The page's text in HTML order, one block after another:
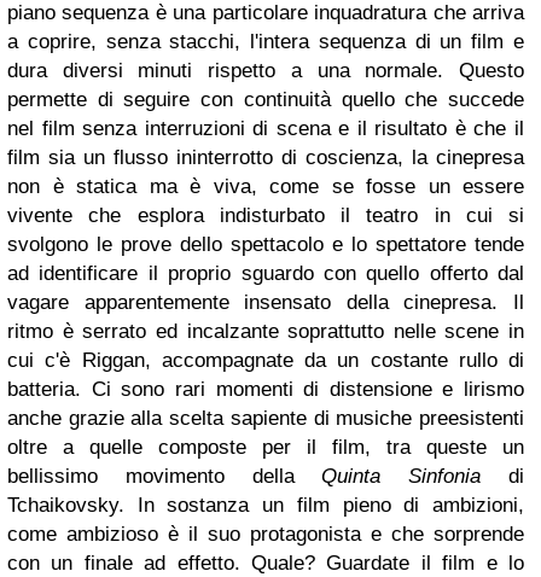
piano sequenza è una particolare inquadratura che arriva
a coprire, senza stacchi, l'intera sequenza di un film e
dura diversi minuti rispetto a una normale. Questo
permette di seguire con continuità quello che succede
nel film senza interruzioni di scena e il risultato è che il
film sia un flusso ininterrotto di coscienza, la cinepresa
non è statica ma è viva, come se fosse un essere
vivente che esplora indisturbato il teatro in cui si
svolgono le prove dello spettacolo e lo spettatore tende
ad identificare il proprio sguardo con quello offerto dal
vagare apparentemente insensato della cinepresa. Il
ritmo è serrato ed incalzante soprattutto nelle scene in
cui c'è Riggan, accompagnate da un costante rullo di
batteria. Ci sono rari momenti di distensione e lirismo
anche grazie alla scelta sapiente di musiche preesistenti
oltre a quelle composte per il film, tra queste un
bellissimo movimento dellaQuinta Sinfonia di
Tchaikovsky. In sostanza un film pieno di ambizioni,
come ambizioso è il suo protagonista e che sorprende
con un finale ad effetto. Quale? Guardate il film e lo